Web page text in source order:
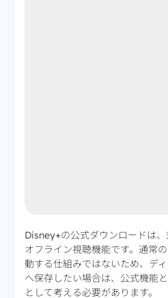
Disney+の公式ダウンロードは
オフライン視聴機能です。通常
動する仕組みではないため、デ
へ保存したい場合は、公式機能
として考える必要があります。